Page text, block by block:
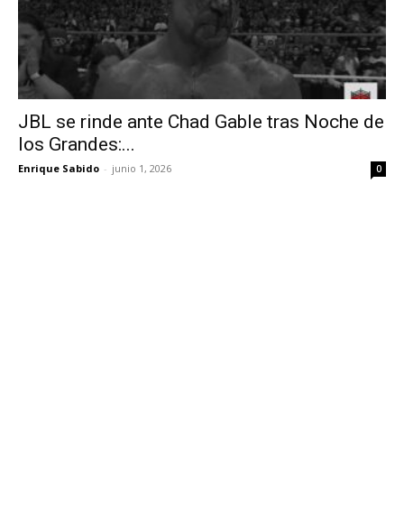
JBL se rinde ante Chad Gable tras Noche de
los Grandes:...
Enrique Sabido - junio 1, 2026 0